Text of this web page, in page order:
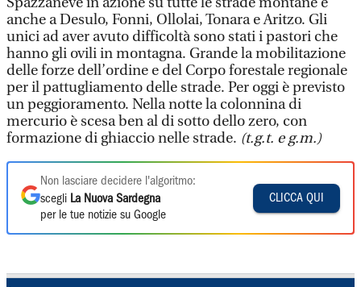
anche a Desulo, Fonni, Ollolai, Tonara e Aritzo. Gli
unici ad aver avuto difficoltà sono stati i pastori che
hanno gli ovili in montagna. Grande la mobilitazione
delle forze dell’ordine e del Corpo forestale regionale
per il pattugliamento delle strade. Per oggi è previsto
un peggioramento. Nella notte la colonnina di
mercurio è scesa ben al di sotto dello zero, con
formazione di ghiaccio nelle strade. (t.g.t. e g.m.)
Non lasciare decidere l'algoritmo:
scegli La Nuova Sardegna
per le tue notizie su Google
CLICCA QUI